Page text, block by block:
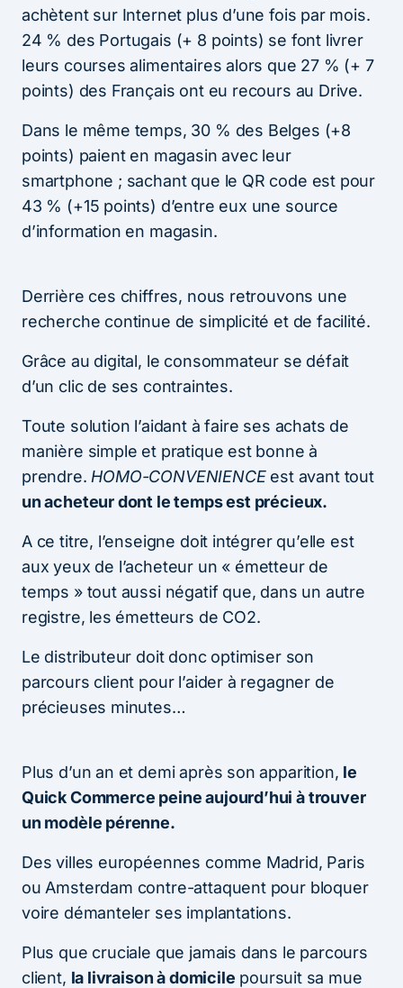
achètent sur Internet plus d’une fois par mois.
24 % des Portugais (+ 8 points) se font livrer
leurs courses alimentaires alors que 27 % (+ 7
points) des Français ont eu recours au Drive.
Dans le même temps, 30 % des Belges (+8
points) paient en magasin avec leur
smartphone ; sachant que le QR code est pour
43 % (+15 points) d’entre eux une source
d’information en magasin.
Derrière ces chiffres, nous retrouvons une
recherche continue de simplicité et de facilité.
Grâce au digital, le consommateur se défait
d’un clic de ses contraintes.
Toute solution l’aidant à faire ses achats de
manière simple et pratique est bonne à
prendre. HOMO-CONVENIENCEest avant tout
un acheteur dont le temps est précieux.
A ce titre, l’enseigne doit intégrer qu’elle est
aux yeux de l’acheteur un « émetteur de
temps » tout aussi négatif que, dans un autre
registre, les émetteurs de CO2.
Le distributeur doit donc optimiser son
parcours client pour l’aider à regagner de
précieuses minutes…
Plus d’un an et demi après son apparition, le
Quick Commerce peine aujourd’hui à trouver
un modèle pérenne.
Des villes européennes comme Madrid, Paris
ou Amsterdam contre-attaquent pour bloquer
voire démanteler ses implantations.
Plus que cruciale que jamais dans le parcours
client, la livraison à domicile poursuit sa mue